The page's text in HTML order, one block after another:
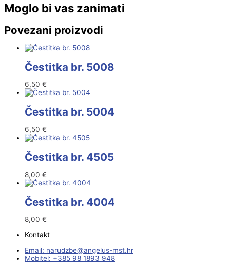
Moglo bi vas zanimati
Povezani proizvodi
Čestitka br. 5008
6,50 €
Čestitka br. 5004
6,50 €
Čestitka br. 4505
8,00 €
Čestitka br. 4004
8,00 €
Kontakt
Email:
rh.tsm-sulegna
@ebzduran
Mobitel: +385 98 1893 948